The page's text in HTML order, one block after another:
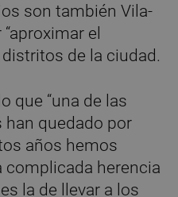
son también Vila-
el
de la ciudad.
que “una de las
han quedado por
años hemos
herencia
es la de llevar a los